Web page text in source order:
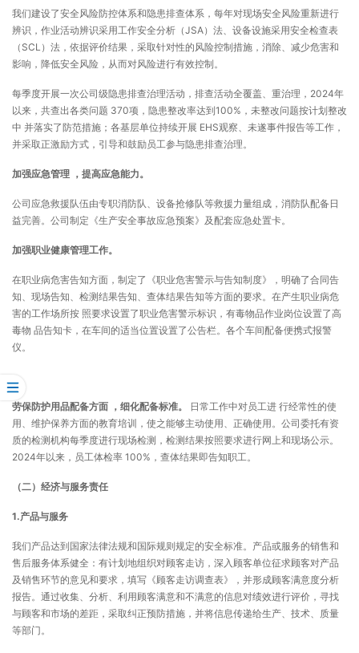
我们建设了安全风险防控体系和隐患排查体系，每年对现场安全风险重新进行
辨识，作业活动辨识采用工作安全分析（JSA）法、设备设施采用安全检查表
（SCL）法，依据评价结果，采取针对性的风险控制措施，消除、减少危害和
影响，降低安全风险，从而对风险进行有效控制。
每季度开展一次公司级隐患排查治理活动，排查活动全覆盖、重治理，2024年
以来，共查出各类问题 370项，隐患整改率达到100%，未整改问题按计划整改
中 并落实了防范措施；各基层单位持续开展 EHS观察、未遂事件报告等工作，
并采取正激励方式，引导和鼓励员工参与隐患排查治理。
加强应急管理 ，提高应急能力。
公司应急救援队伍由专职消防队、设备抢修队等救援力量组成，消防队配备日
益完善。公司制定《生产安全事故应急预案》及配套应急处置卡。
加强职业健康管理工作。
在职业病危害告知方面，制定了《职业危害警示与告知制度》，明确了合同告
知、现场告知、检测结果告知、查体结果告知等方面的要求。在产生职业病危
害的工作场所按 照要求设置了职业危害警示标识，有毒物品作业岗位设置了高
毒物 品告知卡，在车间的适当位置设置了公告栏。各个车间配备便携式报警
仪。
劳保防护用品配备方面 ，细化配备标准。
日常工作中对员工进 行经常性的使
用、维护保养方面的教育培训，使之能够主动使用、正确使用。公司委托有资
质的检测机构每季度进行现场检测，检测结果按照要求进行网上和现场公示。
2024年以来，员工体检率 100%，查体结果即告知职工。
（二）经济与服务责任
1.产品与服务
我们产品达到国家法律法规和国际规则规定的安全标准。产品或服务的销售和
售后服务体系健全：有计划地组织对顾客走访，深入顾客单位征求顾客对产品
及销售环节的意见和要求，填写《顾客走访调查表》，并形成顾客满意度分析
报告。通过收集、分析、利用顾客满意和不满意的信息对绩效进行评价，寻找
与顾客和市场的差距，采取纠正预防措施，并将信息传递给生产、技术、质量
等部门。